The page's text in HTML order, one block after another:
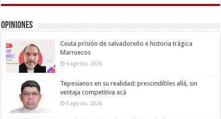
Opiniones
Ceuta prisión de salvadoreño e historia trágica
Marruecos
6 agosto, 2026
Tepesianos en su realidad: prescindibles allá, sin
ventaja competitiva acá
5 agosto, 2026